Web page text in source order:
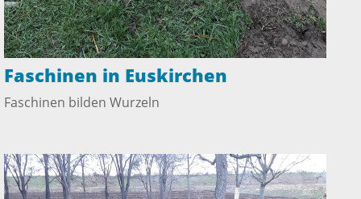
Faschinen in Euskirchen
Faschinen bilden Wurzeln